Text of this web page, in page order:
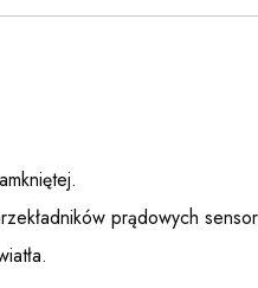
prądowych